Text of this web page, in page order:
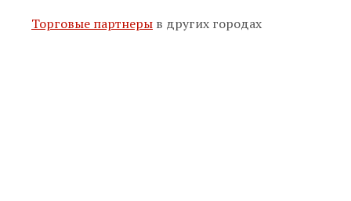
Торговые партнеры в других городах